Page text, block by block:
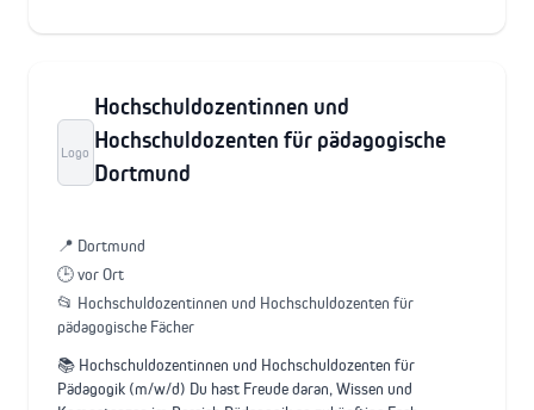
Logo
Hochschuldozentinnen und
Hochschuldozenten für pädagogische
Dortmund
📍 Dortmund
🕒 vor Ort
📂 Hochschuldozentinnen und Hochschuldozenten für
pädagogische Fächer
📚 Hochschuldozentinnen und Hochschuldozenten für
Pädagogik (m/w/d) Du hast Freude daran, Wissen und